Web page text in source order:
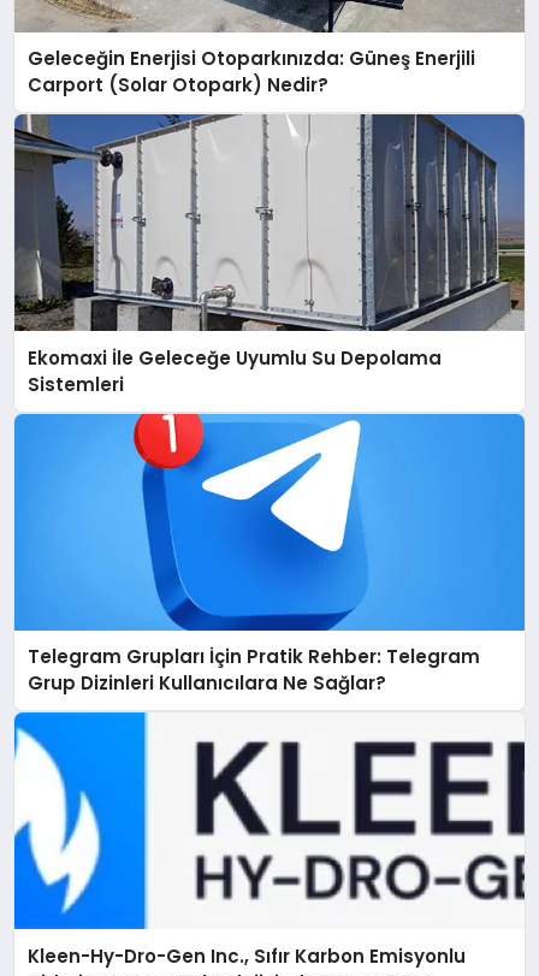
Geleceğin Enerjisi Otoparkınızda: Güneş Enerjili
Carport (Solar Otopark) Nedir?
Ekomaxi İle Geleceğe Uyumlu Su Depolama
Sistemleri
Telegram Grupları İçin Pratik Rehber: Telegram
Grup Dizinleri Kullanıcılara Ne Sağlar?
Kleen-Hy-Dro-Gen Inc., Sıfır Karbon Emisyonlu